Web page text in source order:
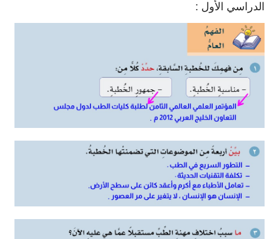
الدراسي الأول :